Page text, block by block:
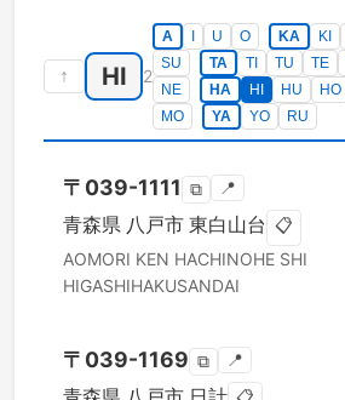
↑ HI 2
A U O KA KI
SU
TA TI TU TE
NE
HA HI HU HO
MO
YA YO RU
〒 039-1111 ⧉ 📍
青森県 八戸市 東白山台 📋
AOMORI KEN HACHINOHE SHI
HIGASHIHAKUSANDAI
〒 039-1169 ⧉ 📍